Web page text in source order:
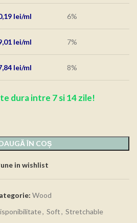
lei 6%
lei 7%
lei 8%
dura intre 7 si 14 zile!
ÎN COȘ
in wishlist
Wood
, Soft, Stretchable